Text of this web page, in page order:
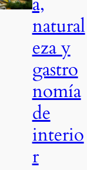
natural
eza y
gastro
nomía
de
interio
r